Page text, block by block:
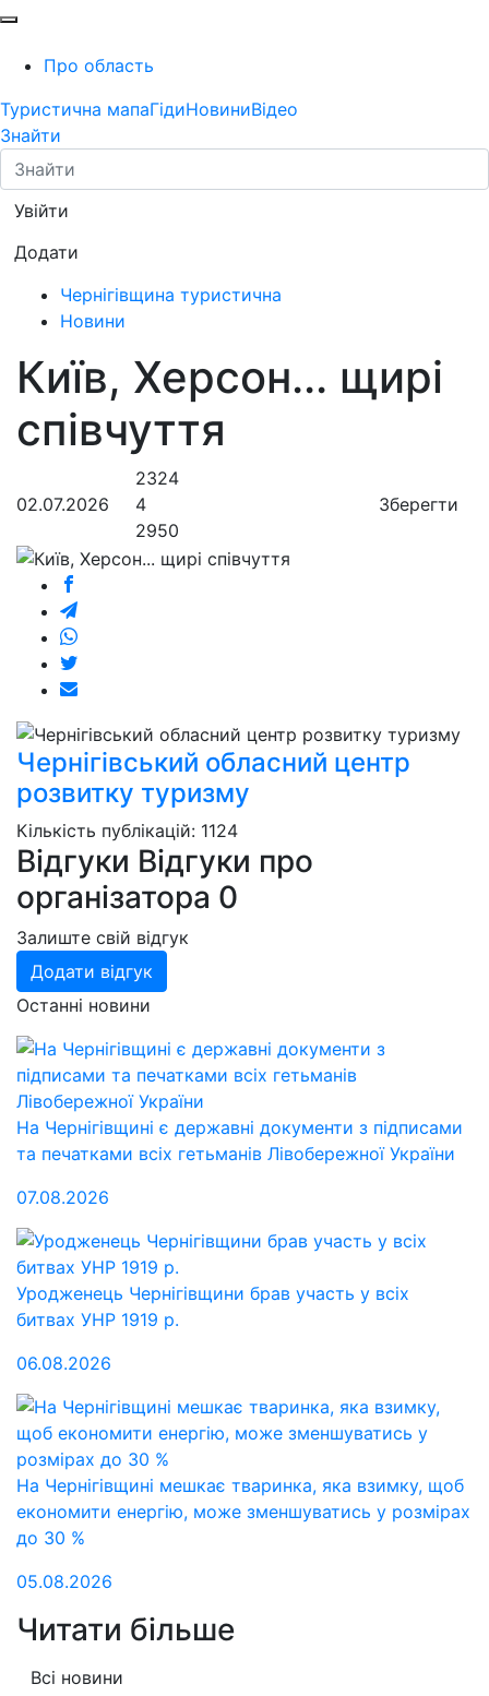
Про область
Туристична мапаГідиНовиниВідео
Знайти
Увійти
Додати
Чернігівщина туристична
Новини
Київ, Херсон... щирі
співчуття
02.07.2026
2324
4
2950
Зберегти
Чернігівський обласний центр
розвитку туризму
Кількість публікацій: 1124
Відгуки Відгуки про
організатора 0
Залиште свій відгук
Додати відгук
Останні новини
На Чернігівщині є державні документи з підписами
та печатками всіх гетьманів Лівобережної України
07.08.2026
Уродженець Чернігівщини брав участь у всіх
битвах УНР 1919 р.
06.08.2026
На Чернігівщині мешкає тваринка, яка взимку, щоб
економити енергію, може зменшуватись у розмірах
до 30 %
05.08.2026
Читати більше
Всі новини